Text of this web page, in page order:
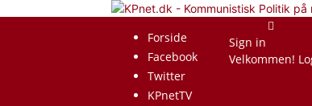
Forside
Facebook
Twitter
KPnetTV
Sign in
Velkommen!